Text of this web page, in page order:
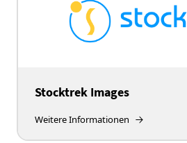
Stocktrek Images
Weitere Informationen